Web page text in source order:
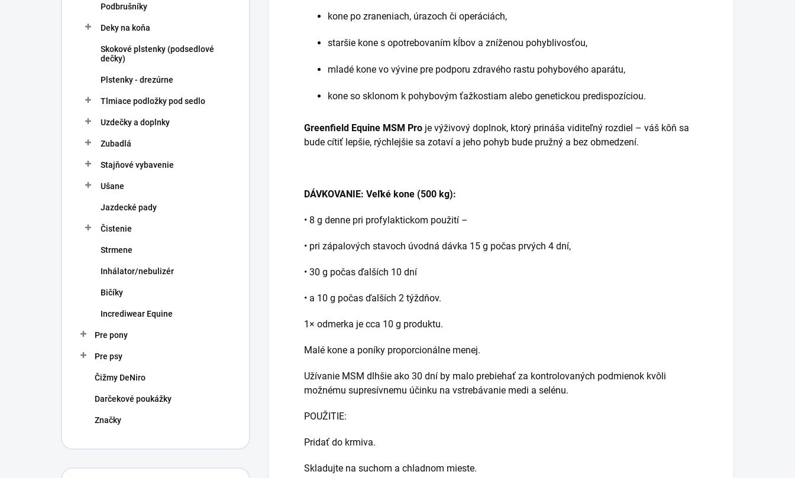
Podbrušníky
Deky na koňa
Skokové plstenky (podsedlové
dečky)
Plstenky - drezúrne
Tlmiace podložky pod sedlo
Uzdečky a doplnky
Zubadlá
Stajňové vybavenie
Ušane
Jazdecké pady
Čistenie
Strmene
Inhálator/nebulizér
Bičíky
Incrediwear Equine
Pre pony
Pre psy
Čižmy DeNiro
Darčekové poukážky
Značky
kone po zraneniach, úrazoch či operáciách,
staršie kone s opotrebovaním kĺbov a zníženou pohyblivosťou,
mladé kone vo vývine pre podporu zdravého rastu pohybového aparátu,
kone so sklonom k pohybovým ťažkostiam alebo genetickou predispozíciou.
Greenfield Equine MSM Pro je výživový doplnok, ktorý prináša viditeľný rozdiel – váš kôň sa
bude cítiť lepšie, rýchlejšie sa zotaví a jeho pohyb bude pružný a bez obmedzení.
DÁVKOVANIE: Veľké kone (500 kg):
• 8 g denne pri profylaktickom použití –
• pri zápalových stavoch úvodná dávka 15 g počas prvých 4 dní,
• 30 g počas ďalších 10 dní
• a 10 g počas ďalších 2 týždňov.
1× odmerka je cca 10 g produktu.
Malé kone a poníky proporcionálne menej.
Užívanie MSM dlhšie ako 30 dní by malo prebiehať za kontrolovaných podmienok kvôli
možnému supresívnemu účinku na vstrebávanie medi a selénu.
POUŽITIE:
Pridať do krmiva.
Skladujte na suchom a chladnom mieste.